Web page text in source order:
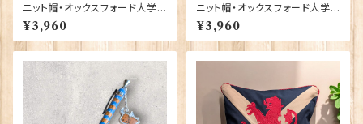
ニット帽・オックスフォード大学
【グレー】 00217
¥3,960
ニット帽・オックスフォード大学
【ネイビー】 00216
¥3,960